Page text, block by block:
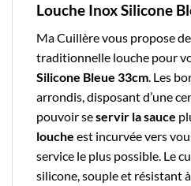
Louche Inox Silicone
Ma Cuillèrevous propose
traditionnelle louche pour
Silicone Bleue 33cm . Les
arrondis, disposant d’une
pouvoir seservir la sauce
louche est incurvée vers
service le plus possible. Le
silicone, souple et résistant à